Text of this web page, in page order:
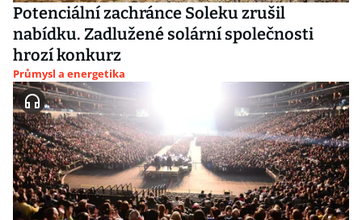
Potenciální zachránce Soleku zrušil
nabídku. Zadlužené solární společnosti
hrozí konkurz
Průmysl a energetika